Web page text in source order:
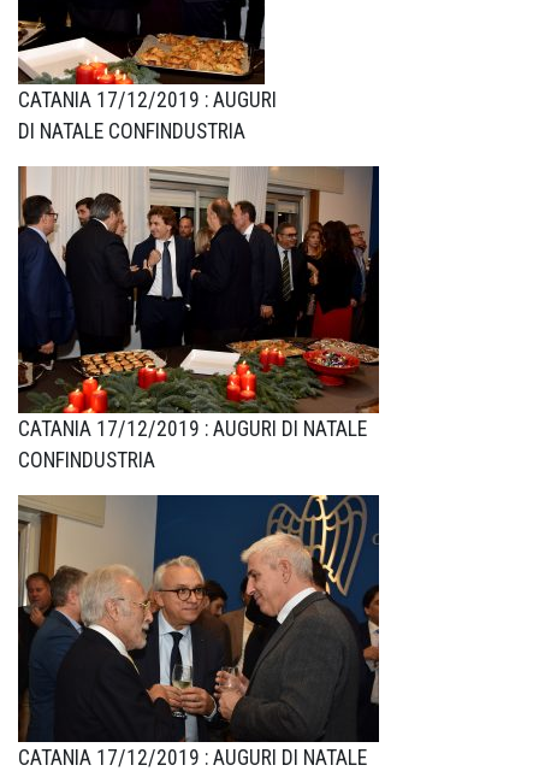
CATANIA 17/12/2019 : AUGURI
DI NATALE CONFINDUSTRIA
CATANIA 17/12/2019 : AUGURI DI NATALE
CONFINDUSTRIA
CATANIA 17/12/2019 : AUGURI DI NATALE